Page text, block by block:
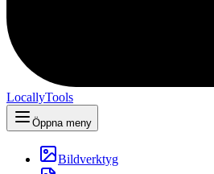
LocallyTools
Öppna meny
Bildverktyg